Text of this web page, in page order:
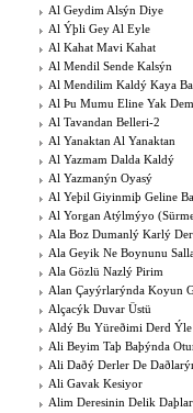
Al Geydim Alsýn Diye
Al Ýþli Gey Al Eyle
Al Kahat Mavi Kahat
Al Mendil Sende Kalsýn
Al Mendilim Kaldý Kaya
Al Þu Mumu Eline Yak
Al Tavandan Belleri-2
Al Yanaktan Al Yanaktan
Al Yazmam Dalda Kaldý
Al Yazmanýn Oyasý
Al Yeþil Giyinmiþ Geline
Al Yorgan Atýlmýyo
Ala Boz Dumanlý Karlý
Ala Geyik Ne Boynunu
Ala Gözlü Nazlý Pirim
Alan Çayýrlarýnda Koyun
Alçacýk Duvar Üstü
Aldý Bu Yüreðimi Derd
Ali Beyim Taþ Baþýnda
Ali Daðý Derler De
Ali Gavak Kesiyor
Alim Deresinin Delik